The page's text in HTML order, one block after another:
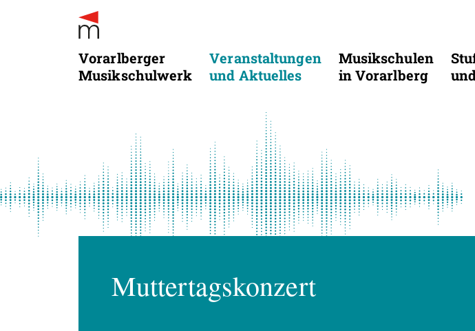
Vorarlberger
Musikschulwerk
Veranstaltungen
und Aktuelles
Musikschulen
in Vorarlberg
Muttertagskonzert